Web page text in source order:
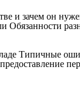
и зачем он
Обязанности
Типичные